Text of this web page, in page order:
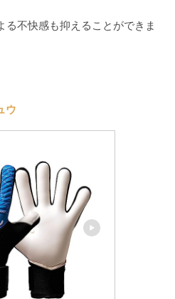
る不快感も抑えることができま
ウ